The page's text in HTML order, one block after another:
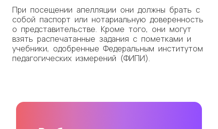
При посещении апелляции они должны брать с
собой паспорт или нотариальную доверенность
о представительстве. Кроме того, они могут
взять распечатанные задания с пометками и
учебники, одобренные Федеральным институтом
педагогических измерений (ФИПИ).